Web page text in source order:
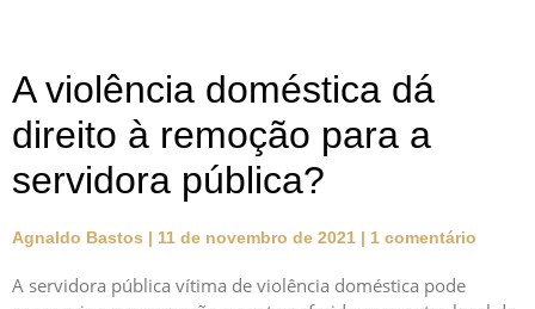
A violência doméstica dá
direito à remoção para a
servidora pública?
Agnaldo Bastos 11 de novembro de 2021 1 comentário
A servidora pública vítima de violência doméstica pode